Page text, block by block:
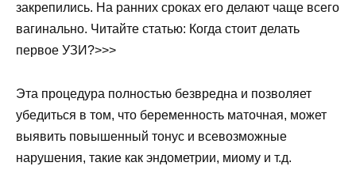
закрепились. На ранних сроках его делают чаще всего
вагинально. Читайте статью: Когда стоит делать
первое УЗИ?>>>
Эта процедура полностью безвредна и позволяет
убедиться в том, что беременность маточная, может
выявить повышенный тонус и всевозможные
нарушения, такие как эндометрии, миому и т.д.